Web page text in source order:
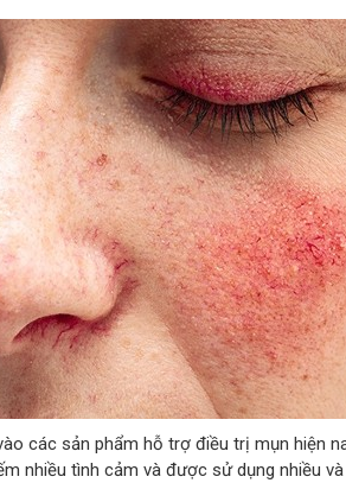
các sản phẩm hỗ trợ điều trị mụn hiện
nhiều tình cảm và được sử dụng nhiều